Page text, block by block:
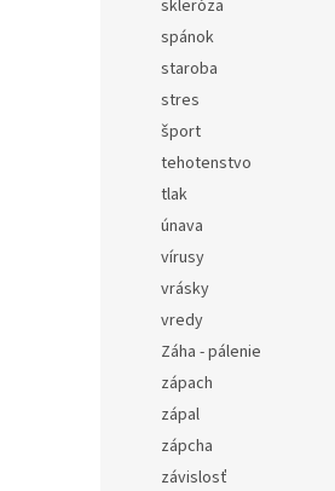
skleróza
spánok
staroba
stres
šport
tehotenstvo
tlak
únava
vírusy
vrásky
vredy
Záha - pálenie
zápach
zápal
zápcha
závislosť